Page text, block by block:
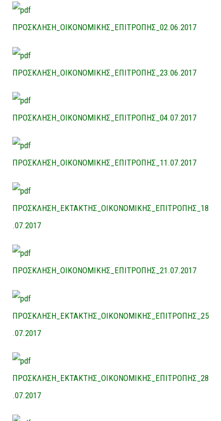
ΠΡΟΣΚΛΗΣΗ_ΟΙΚΟΝΟΜΙΚΗΣ_ΕΠΙΤΡΟΠΗΣ_02.06.2017
ΠΡΟΣΚΛΗΣΗ_ΟΙΚΟΝΟΜΙΚΗΣ_ΕΠΙΤΡΟΠΗΣ_23.06.2017
ΠΡΟΣΚΛΗΣΗ_ΟΙΚΟΝΟΜΙΚΗΣ_ΕΠΙΤΡΟΠΗΣ_04.07.2017
ΠΡΟΣΚΛΗΣΗ_ΟΙΚΟΝΟΜΙΚΗΣ_ΕΠΙΤΡΟΠΗΣ_11.07.2017
ΠΡΟΣΚΛΗΣΗ_ΕΚΤΑΚΤΗΣ_ΟΙΚΟΝΟΜΙΚΗΣ_ΕΠΙΤΡΟΠΗΣ_18
.07.2017
ΠΡΟΣΚΛΗΣΗ_ΟΙΚΟΝΟΜΙΚΗΣ_ΕΠΙΤΡΟΠΗΣ_21.07.2017
ΠΡΟΣΚΛΗΣΗ_ΕΚΤΑΚΤΗΣ_ΟΙΚΟΝΟΜΙΚΗΣ_ΕΠΙΤΡΟΠΗΣ_25
.07.2017
ΠΡΟΣΚΛΗΣΗ_ΕΚΤΑΚΤΗΣ_ΟΙΚΟΝΟΜΙΚΗΣ_ΕΠΙΤΡΟΠΗΣ_28
.07.2017